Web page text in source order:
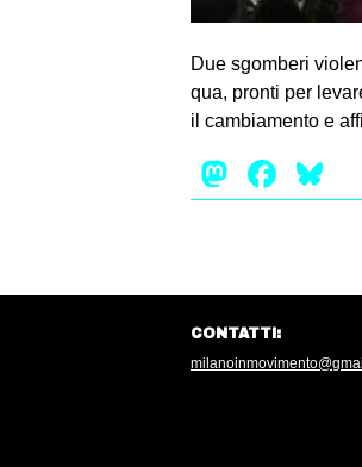
Due sgomberi
qua, pronti per
il cambiamento e
CONTATTI: